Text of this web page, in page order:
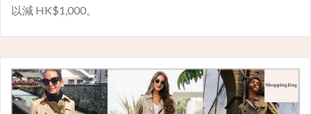
以減 HK$1,000。